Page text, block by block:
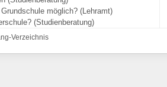
möglich? (Lehramt)
(Studienberatung)
Verzeichnis